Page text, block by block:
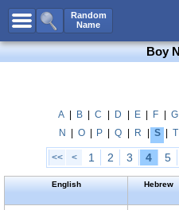
Random
Name
All Names
Boy Names
Unisex Names
Popular Names
Unique Names
Boy
A B C D E F G
N
O P Q R S T
<< < 1 2 3 4 5
English Hebrew